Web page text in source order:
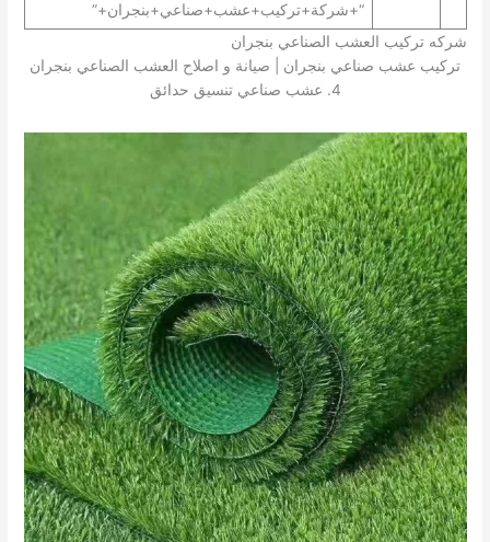
“+شركة+تركيب+عشب+صناعي+بنجران+”
شركه تركيب العشب الصناعي بنجران
تركيب عشب صناعي بنجران | صيانة و اصلاح العشب الصناعي بنجران
4. عشب صناعي تنسيق حدائق